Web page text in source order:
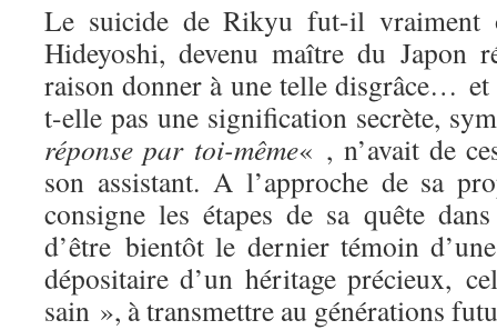
Le suicide de Rikyu fut-il vraiment
Hideyoshi, devenu maître du Japon
raison donner à une telle disgrâce…
t-elle pas une signification secrète,
réponse par toi-même« , n’avait de
son assistant. A l’approche de sa
consigne les étapes de sa quête
d’être bientôt le dernier témoin
dépositaire d’un héritage précieux,
sain », à transmettre au générations